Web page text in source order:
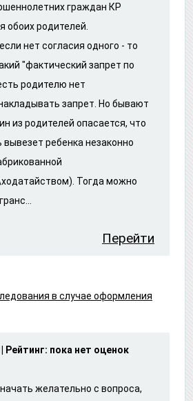
граждан КР
обоих родителей.
нет согласия одного - то
"фактический запрет по
родителю нет
запрет. Но бывают
из родителей опасается, что
вывезет ребенка незаконно
Тогда можно
Перейти
в случае оформления
Рейтинг: пока нет оценок
желательно с вопроса,